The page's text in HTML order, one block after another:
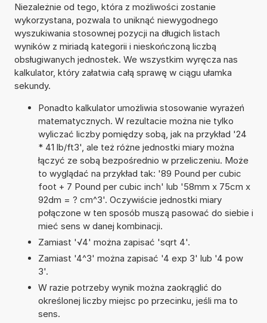
Niezależnie od tego, która z możliwości zostanie
wykorzystana, pozwala to uniknąć niewygodnego
wyszukiwania stosownej pozycji na długich listach
wyników z miriadą kategorii i nieskończoną liczbą
obsługiwanych jednostek. We wszystkim wyręcza nas
kalkulator, który załatwia całą sprawę w ciągu ułamka
sekundy.
Ponadto kalkulator umożliwia stosowanie wyrażeń
matematycznych. W rezultacie można nie tylko
wyliczać liczby pomiędzy sobą, jak na przykład '24
* 41 lb/ft3', ale też różne jednostki miary można
łączyć ze sobą bezpośrednio w przeliczeniu. Może
to wyglądać na przykład tak: '89 Pound per cubic
foot + 7 Pound per cubic inch' lub '58mm x 75cm x
92dm = ? cm^3'. Oczywiście jednostki miary
połączone w ten sposób muszą pasować do siebie i
mieć sens w danej kombinacji.
Zamiast '√4' można zapisać 'sqrt 4'.
Zamiast '4^3' można zapisać '4 exp 3' lub '4 pow
3'.
W razie potrzeby wynik można zaokrąglić do
określonej liczby miejsc po przecinku, jeśli ma to
sens.